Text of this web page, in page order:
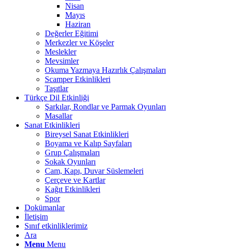
Nisan
Mayıs
Haziran
Değerler Eğitimi
Merkezler ve Köşeler
Meslekler
Mevsimler
Okuma Yazmaya Hazırlık Çalışmaları
Scamper Etkinlikleri
Taşıtlar
Türkçe Dil Etkinliği
Şarkılar, Rondlar ve Parmak Oyunları
Masallar
Sanat Etkinlikleri
Bireysel Sanat Etkinlikleri
Boyama ve Kalıp Sayfaları
Grup Çalışmaları
Sokak Oyunları
Cam, Kapı, Duvar Süslemeleri
Çerçeve ve Kartlar
Kağıt Etkinlikleri
Spor
Dokümanlar
İletişim
Sınıf etkinliklerimiz
Ara
Menu Menu